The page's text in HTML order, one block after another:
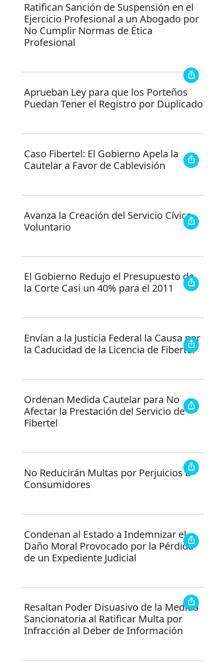
Ratifican Sanción de Suspensión en el
Ejercicio Profesional a un Abogado por
No Cumplir Normas de Ética
Profesional
Aprueban Ley para que los Porteños
Puedan Tener el Registro por Duplicado
Caso Fibertel: El Gobierno Apela la
Cautelar a Favor de Cablevisión
Avanza la Creación del Servicio Cívico
Voluntario
El Gobierno Redujo el Presupuesto de
la Corte Casi un 40% para el 2011
Envían a la Justicia Federal la Causa por
la Caducidad de la Licencia de Fibertel
Ordenan Medida Cautelar para No
Afectar la Prestación del Servicio de
Fibertel
No Reducirán Multas por Perjuicios a
Consumidores
Condenan al Estado a Indemnizar el
Daño Moral Provocado por la Pérdida
de un Expediente Judicial
Resaltan Poder Disuasivo de la Medida
Sancionatoria al Ratificar Multa por
Infracción al Deber de Información